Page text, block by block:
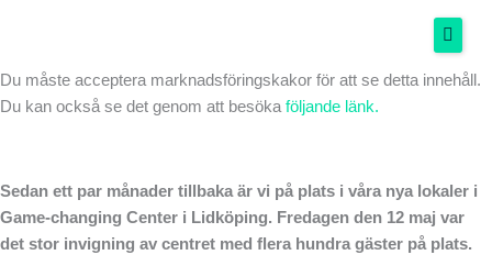
Om oss
Du måste acceptera marknadsföringskakor för att se detta innehåll.
Du kan också se det genom att besöka följande länk.
Sedan ett par månader tillbaka är vi på plats i våra nya lokaler i
Game-changing Center i Lidköping. Fredagen den 12 maj var
det stor invigning av centret med flera hundra gäster på plats.